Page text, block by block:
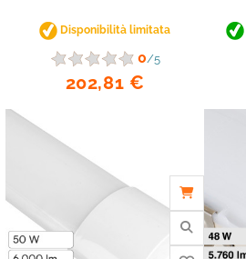
Disponibilità limitata
0/5
202,81 €